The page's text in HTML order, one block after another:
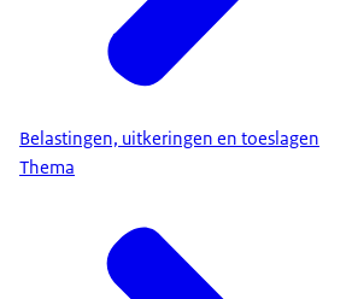
Belastingen, uitkeringen en toeslagen
Thema